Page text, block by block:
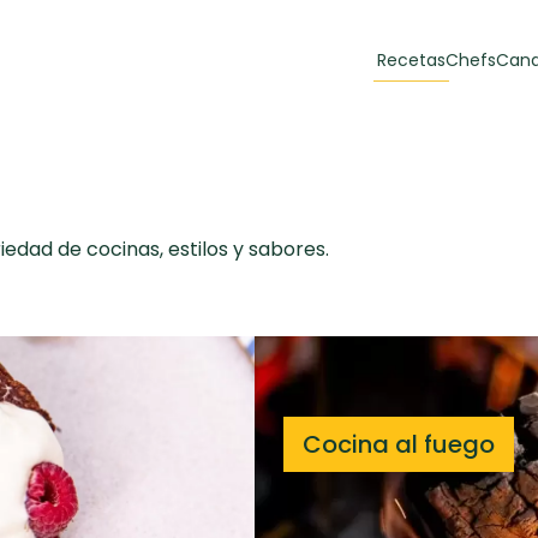
Recetas
Toast de trucha
curada y queso
casero
CARNE
60 min
Chefs
de cocinas, estilos y sabores.
Cocina al fuego